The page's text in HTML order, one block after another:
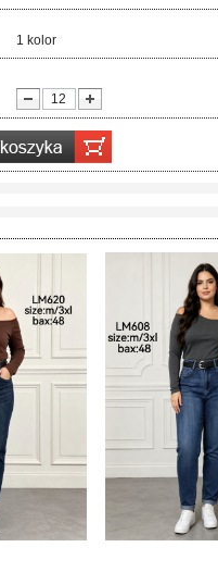
1 kolor